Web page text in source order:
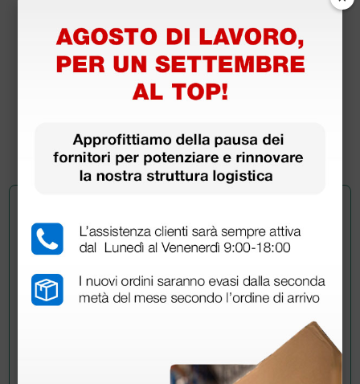
Cerotti impermeabili 4 misure assortite - scatola
da 20 cerotti
Hai ancora qualche dubbio? Vuoi ulteriori